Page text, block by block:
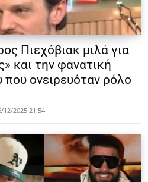
Πιεχόβιακ μιλά για
και την φανατική
που ονειρευόταν ρόλο
12/2025 21:54